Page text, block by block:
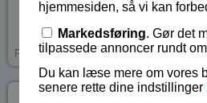
Saml de 6 sider til en terning,
På lager kr 25,-
hjemmesiden, så vi kan
Markedsføring. Gør det
tilpassede annoncer rundt
Du kan læse mere om vores
senere rette dine indstillinger